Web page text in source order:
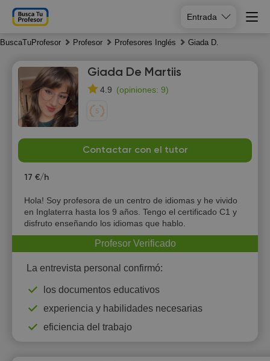
Entrada
BuscaTuProfesor Profesor Profesores Inglés Giada D.
Giada De Martiis
4.9 (opiniones: 9)
Contactar con el tutor
17 €/h
Hola! Soy profesora de un centro de idiomas y he vivido
en Inglaterra hasta los 9 años. Tengo el certificado C1 y
disfruto enseñando los idiomas que hablo.
Profesor Verificado
La entrevista personal confirmó:
los documentos educativos
experiencia y habilidades necesarias
eficiencia del trabajo
Mo
10
Tu
11
12
18:30
19:30
20:00
20:30
21:00